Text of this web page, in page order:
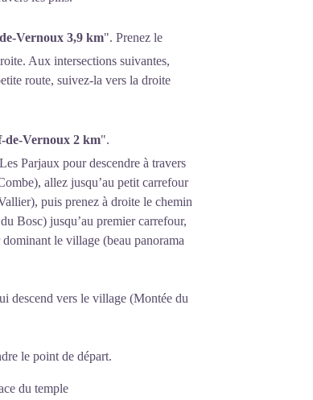
Vernoux 3,9 km". Prenez le
Aux intersections suivantes,
route, suivez-la vers la droite
de-Vernoux 2 km".
Parjaux pour descendre à travers
allez jusqu’au petit carrefour
puis prenez à droite le chemin
Bosc) jusqu’au premier carrefour,
le village (beau panorama
descend vers le village (Montée du
le point de départ.
du temple